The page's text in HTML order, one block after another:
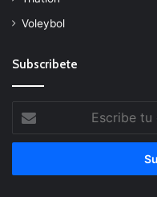
Voleybol
Subscribete
tu
correo